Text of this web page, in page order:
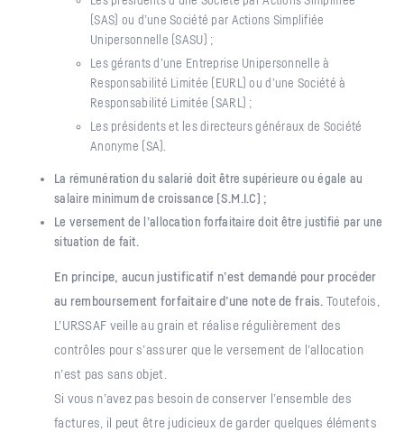
(SAS) ou d’une Société par Actions Simplifiée
Unipersonnelle (SASU) ;
Les gérants d’une Entreprise Unipersonnelle à
Responsabilité Limitée (EURL) ou d’une Société à
Responsabilité Limitée (SARL) ;
Les présidents et les directeurs généraux de Société
Anonyme (SA).
La rémunération du salarié doit être supérieure ou égale au
salaire minimum de croissance (S.M.I.C) ;
Le versement de l’allocation forfaitaire doit être justifié par une
situation de fait.
En principe, aucun justificatif n’est demandé pour procéder
au remboursement forfaitaire d’une note de frais. Toutefois,
L’URSSAF veille au grain et réalise régulièrement des
contrôles pour s’assurer que le versement de l’allocation
n’est pas sans objet.
Si vous n’avez pas besoin de conserver l’ensemble des
factures, il peut être judicieux de garder quelques éléments